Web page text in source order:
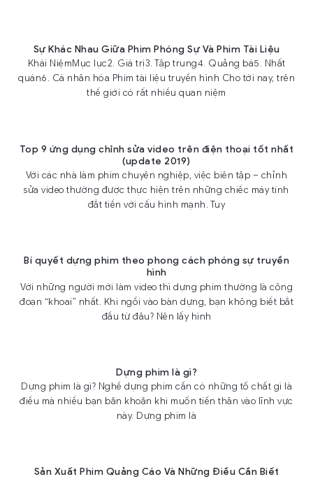
Sự Khác Nhau Giữa Phim Phóng Sự Và Phim Tài Liệu
Khái NiệmMục lục2. Giá trị3. Tập trung4. Quảng bá5. Nhất
quán6. Cá nhân hóa Phim tài liệu truyền hình Cho tới nay, trên
thế giới có rất nhiều quan niệm
Top 9 ứng dụng chỉnh sửa video trên điện thoại tốt nhất
(update 2019)
Với các nhà làm phim chuyên nghiệp, việc biên tập – chỉnh
sửa video thường được thực hiện trên những chiếc máy tính
đắt tiền với cấu hình mạnh. Tuy
Bí quyết dựng phim theo phong cách phóng sự truyền
hình
Với những người mới làm video thì dựng phim thường là công
đoạn “khoai” nhất. Khi ngồi vào bàn dựng, bạn không biết bắt
đầu từ đâu? Nên lấy hình
Dựng phim là gì?
Dựng phim là gì? Nghề dựng phim cần có những tố chất gì là
điều mà nhiều bạn băn khoăn khi muốn tiến thân vào lĩnh vực
này. Dựng phim là
Sản Xuất Phim Quảng Cáo Và Những Điều Cần Biết